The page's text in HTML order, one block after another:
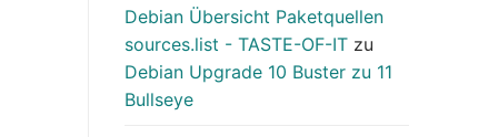
Debian Übersicht Paketquellen
sources.list - TASTE-OF-IT zu
Debian Upgrade 10 Buster zu 11
Bullseye